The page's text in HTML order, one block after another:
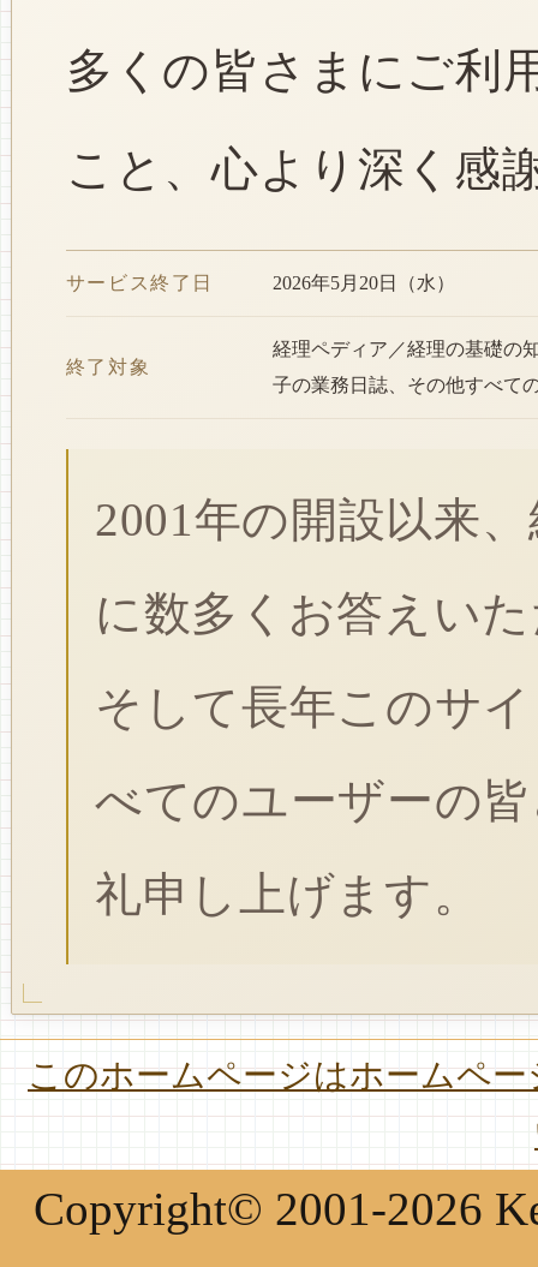
多くの皆さまにご利
こと、心より深く感
サービス終了日 2026年5月20日（水）
終了対象
経理ペディア／経理の基礎の
子の業務日誌、その他すべて
2001年の開設以来
に数多くお答えい
そして長年このサ
べてのユーザーの
礼申し上げます。
このホームページはホームペ
Copyright© 2001-2026